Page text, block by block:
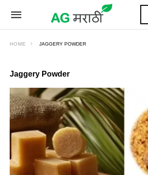
HOME JAGGERY POWDER
Jaggery Powder